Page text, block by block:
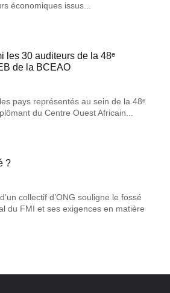
économiques issus...
les 30 auditeurs de la 48ᵉ
de la BCEAO
pays représentés au sein de la 48ᵉ
du Centre Ouest Africain...
?
collectif d’ONG souligne le fossé
du FMI et ses exigences en matière